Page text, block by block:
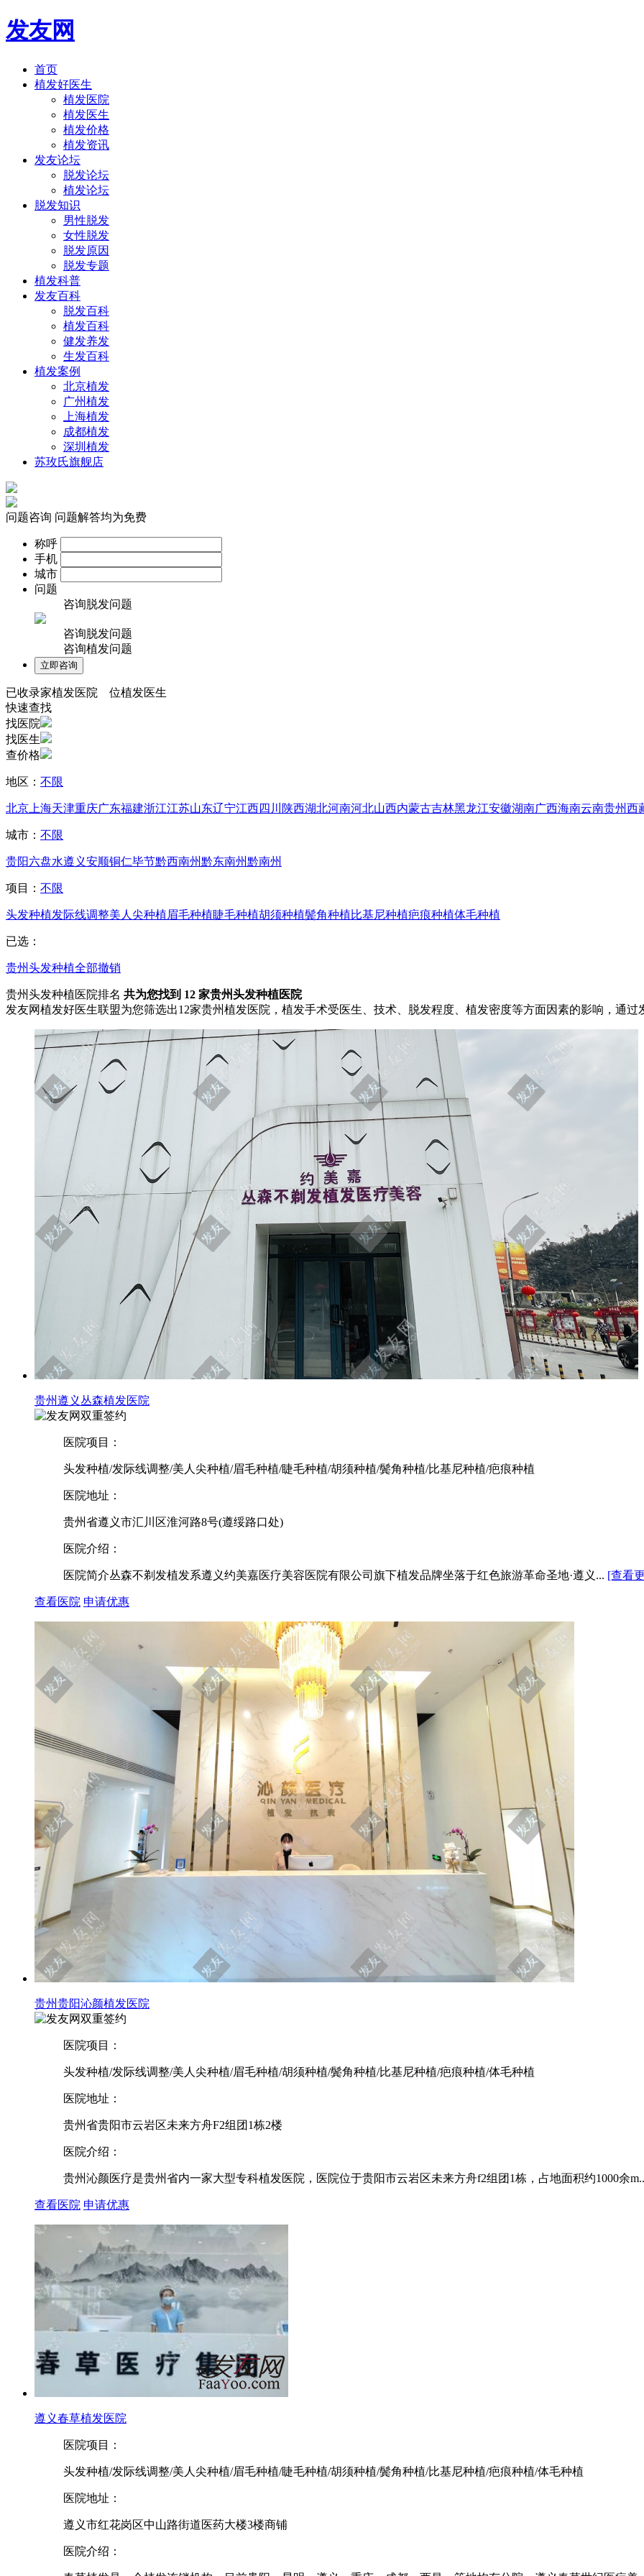
发友网
首页
植发好医生
植发医院
植发医生
植发价格
植发资讯
发友论坛
脱发论坛
植发论坛
脱发知识
男性脱发
女性脱发
脱发原因
脱发专题
植发科普
发友百科
脱发百科
植发百科
健发养发
生发百科
植发案例
北京植发
广州植发
上海植发
成都植发
深圳植发
苏玫氏旗舰店
问题咨询 问题解答均为免费
称呼
手机
城市
问题
咨询脱发问题
咨询脱发问题
咨询植发问题
已收录家植发医院 位植发医生
快速查找
找医院
找医生
查价格
地区： 不限
北京 上海天津重庆广东福建浙江江苏山东辽宁江西四川 陕西湖北河南河北山西内蒙古吉林黑龙江安徽湖南广西海南云南贵州西
城市： 不限
贵阳六盘水遵义安顺铜仁毕节黔西南州黔东南州黔南州
项目： 不限
头发种植发际线调整美人尖种植眉毛种植睫毛种植胡须种植鬓角种植比基尼种植疤痕种植体毛种植
已选：
贵州头发种植全部撤销
贵州头发种植医院排名 共为您找到 12 家贵州头发种植医院
发友网植发好医生联盟为您筛选出12家贵州植发医院，植发手术受医生、技术、脱发程度、植发密度等方面因素的影响，通
贵州遵义丛森植发医院
双重签约
医院项目：
头发种植/发际线调整/美人尖种植/眉毛种植/睫毛种植/胡须种植/鬓角种植/比基尼种植/疤痕种植
医院地址：
贵州省遵义市汇川区淮河路8号(遵绥路口处)
医院介绍：
医院简介丛森不剃发植发系遵义约美嘉医疗美容医院有限公司旗下植发品牌坐落于红色旅游革命圣地·遵义... [查看
查看医院 申请优惠
贵州贵阳沁颜植发医院
双重签约
医院项目：
头发种植/发际线调整/美人尖种植/眉毛种植/胡须种植/鬓角种植/比基尼种植/疤痕种植/体毛种植
医院地址：
贵州省贵阳市云岩区未来方舟F2组团1栋2楼
医院介绍：
贵州沁颜医疗是贵州省内一家大型专科植发医院，医院位于贵阳市云岩区未来方舟f2组团1栋，占地面积约1000余
查看医院 申请优惠
遵义春草植发医院
医院项目：
头发种植/发际线调整/美人尖种植/眉毛种植/睫毛种植/胡须种植/鬓角种植/比基尼种植/疤痕种植/体毛种植
医院地址：
遵义市红花岗区中山路街道医药大楼3楼商铺
医院介绍：